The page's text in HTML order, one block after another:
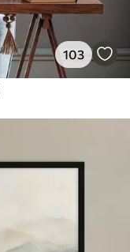
103